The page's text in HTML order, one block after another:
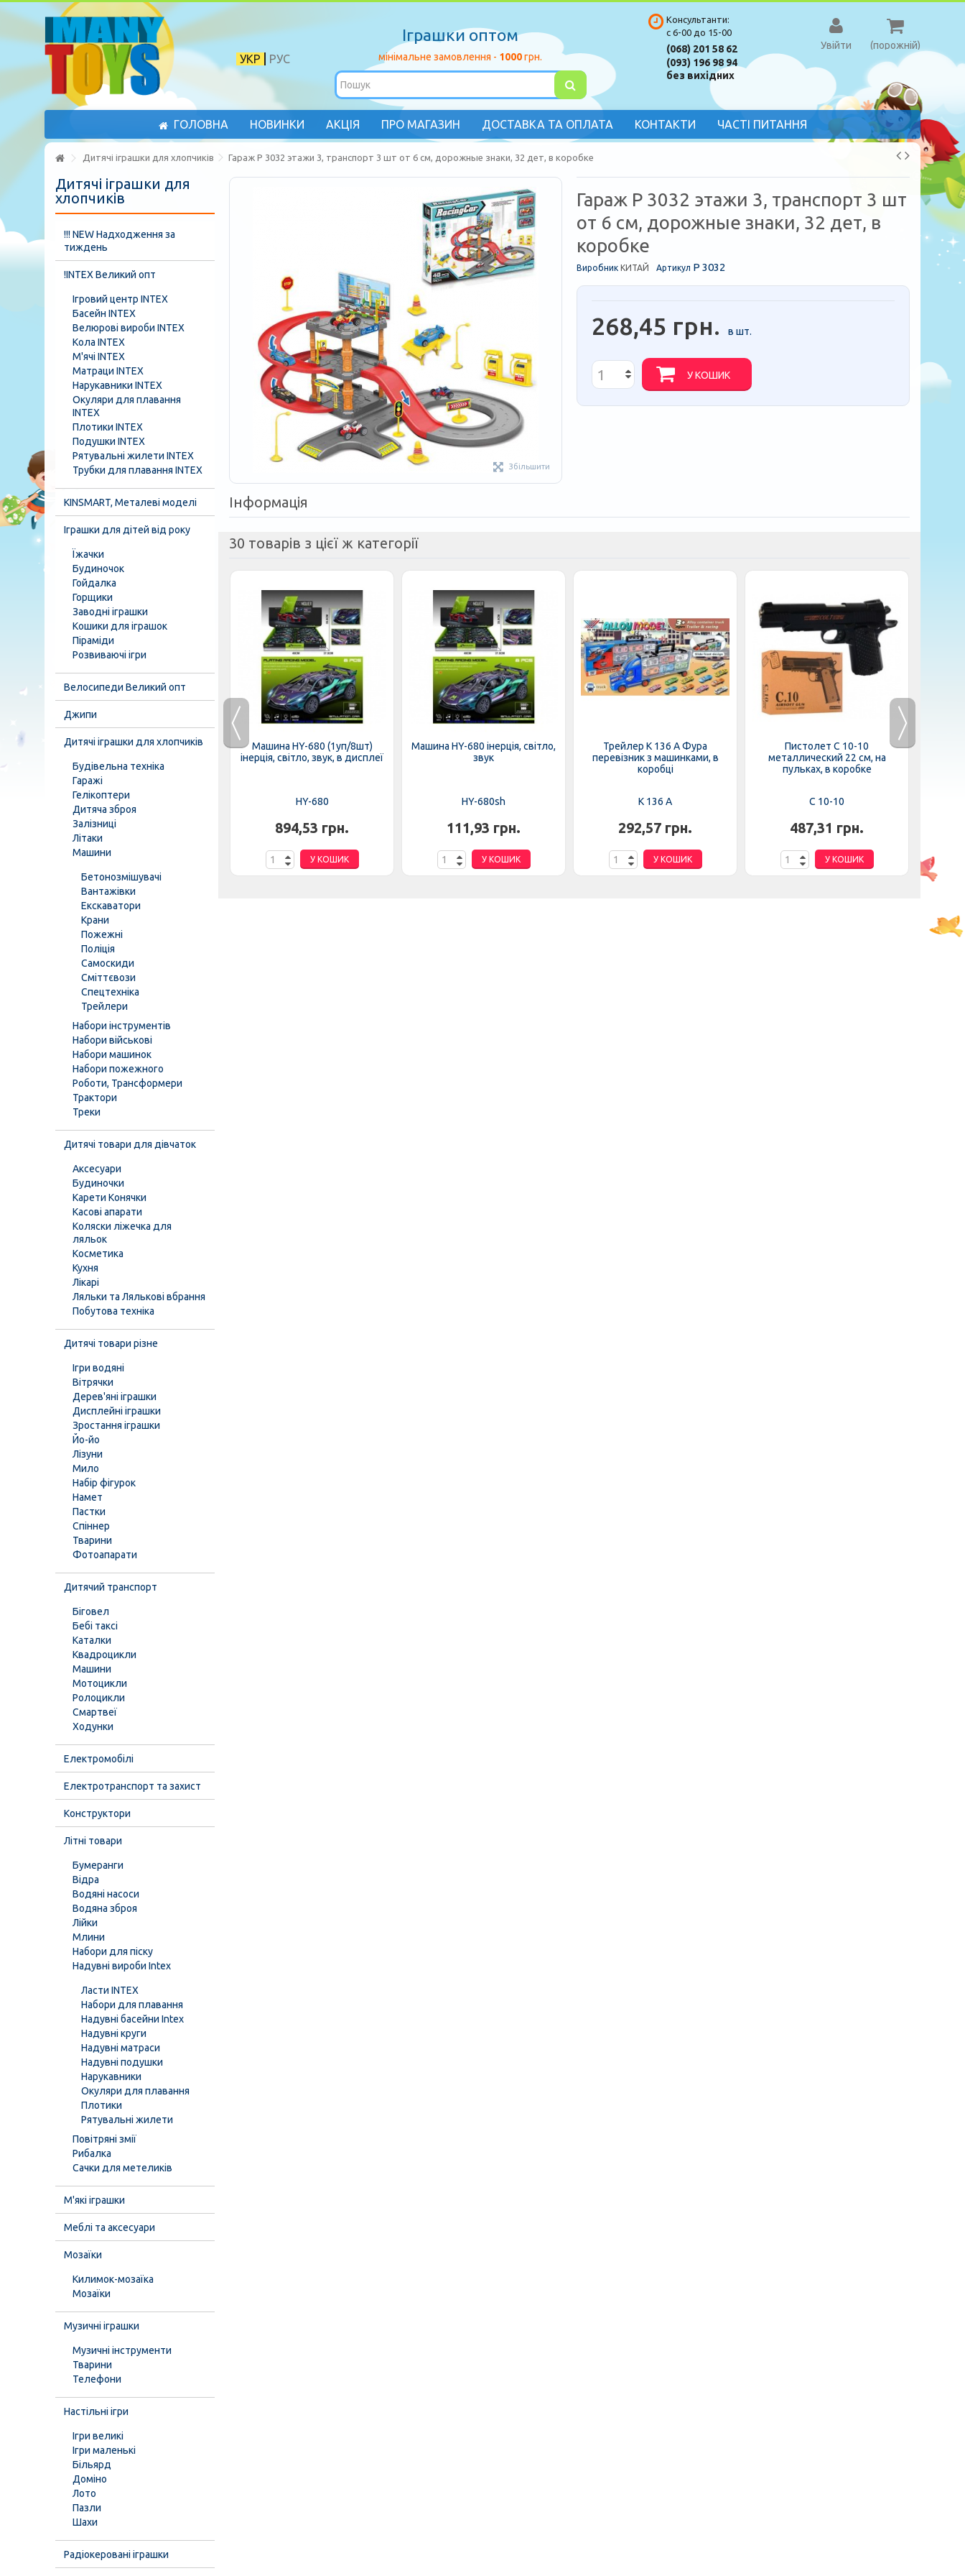
РУС
УКР
Іграшки оптом
мінімальне замовлення - 1000грн.
(порожній)
Увійти
Консультанти:
с 6-00 до 15-00
(068) 201 58 62
(093) 196 98 94
без вихідних
ГОЛОВНА НОВИНКИ АКЦІЯ ПРО МАГАЗИН ДОСТАВКА ТА ОПЛАТА КОНТАКТИ ЧАСТІ ПИТАННЯ
Дитячі іграшки для хлопчиків Гараж P 3032 этажи 3, транспорт 3 шт от 6 см, дорожные знаки, 32 дет, в коробке
Збільшити
Гараж P 3032 этажи 3, транспорт 3 шт
от 6 см, дорожные знаки, 32 дет, в
коробке
Виробник КИТАЙ Артикул P 3032
268,45 грн. в шт.
У КОШИК
Інформація
30 товарів з цієї ж категорії
A 2266 G-1-2-3
242,06 грн.
Машина HY-680 (1уп/8шт)
інерція, світло, звук, в дисплеї
HY-680
894,53 грн.
У КОШИК
Машина HY-680 інерція, світло,
звук
HY-680sh
111,93 грн.
У КОШИК
Трейлер K 136 A Фура
перевізник з машинками, в
коробці
K 136 A
292,57 грн.
У КОШИК
Пистолет C 10-10
металлический 22 см, на
пульках, в коробке
C 10-10
487,31 грн.
У КОШИК
Дитячі іграшки для
хлопчиків
!!! NEW Надходження за
тиждень
!INTEX Великий опт
Ігровий центр INTEX
Басейн INTEX
Велюрові вироби INTEX
Кола INTEX
М'ячі INTEX
Матраци INTEX
Нарукавники INTEX
Окуляри для плавання
INTEX
Плотики INTEX
Подушки INTEX
Рятувальні жилети INTEX
Трубки для плавання INTEX
KINSMART, Металеві моделі
Іграшки для дітей від року
Їжачки
Будиночок
Гойдалка
Горщики
Заводні іграшки
Кошики для іграшок
Піраміди
Розвиваючі ігри
Велосипеди Великий опт
Джипи
Дитячі іграшки для хлопчиків
Будівельна техніка
Гаражі
Гелікоптери
Дитяча зброя
Залізниці
Літаки
Машини
Бетонозмішувачі
Вантажівки
Екскаватори
Крани
Пожежні
Поліція
Самоскиди
Сміттєвози
Спецтехніка
Трейлери
Набори інструментів
Набори військові
Набори машинок
Набори пожежного
Роботи, Трансформери
Трактори
Треки
Дитячі товари для дівчаток
Аксесуари
Будиночки
Карети Конячки
Касові апарати
Коляски ліжечка для
ляльок
Косметика
Кухня
Лікарі
Ляльки та Лялькові вбрання
Побутова техніка
Дитячі товари різне
Ігри водяні
Вітрячки
Дерев'яні іграшки
Дисплейні іграшки
Зростання іграшки
Йо-йо
Лізуни
Мило
Набір фігурок
Намет
Пастки
Спіннер
Тварини
Фотоапарати
Дитячий транспорт
Біговел
Бебі таксі
Каталки
Квадроцикли
Машини
Мотоцикли
Ролоцикли
Смартвеї
Ходунки
Електромобілі
Електротранспорт та захист
Конструктори
Літні товари
Бумеранги
Відра
Водяні насоси
Водяна зброя
Лійки
Млини
Набори для піску
Надувні вироби Intex
Ласти INTEX
Набори для плавання
Надувні басейни Intex
Надувні круги
Надувні матраси
Надувні подушки
Нарукавники
Окуляри для плавання
Плотики
Рятувальні жилети
Повітряні змії
Рибалка
Сачки для метеликів
М'які іграшки
Меблі та аксесуари
Мозаїки
Килимок-мозаїка
Мозаїки
Музичні іграшки
Музичні інструменти
Тварини
Телефони
Настільні ігри
Ігри великі
Ігри маленькі
Більярд
Доміно
Лото
Пазли
Шахи
Радіокеровані іграшки